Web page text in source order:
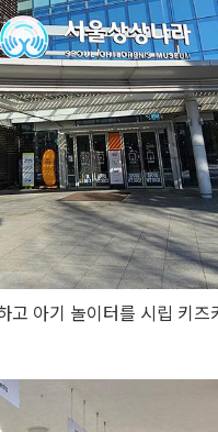
고 아기 놀이터를 시립 키